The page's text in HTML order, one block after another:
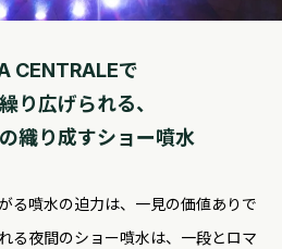
CENTRALEで
り広げられる、
織り成すショー噴水
る噴水の迫力は、一見の価値ありで
る夜間のショー噴水は、一段とロマ